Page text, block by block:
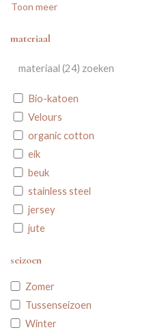
Toon meer
materiaal
Bio-katoen
Velours
organic cotton
eik
beuk
stainless steel
jersey
jute
bio-karton (afwasbaar)
leder
hout
Recycled plastics
seizoen
Zomer
Tussenseizoen
Winter